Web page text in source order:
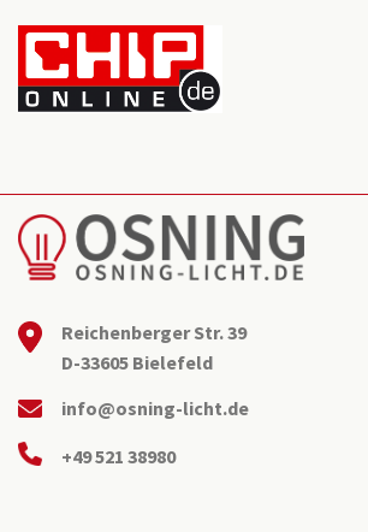
Reichenberger Str. 39
D-33605 Bielefeld
info@osning-licht.de
+49 521 38980